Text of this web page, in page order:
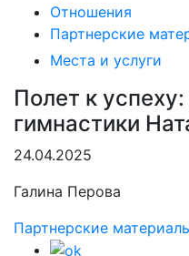
Отношения
Партнерские
Места и услуги
Полет к
гимнастики
24.04.2025
Галина Перова
Партнерские